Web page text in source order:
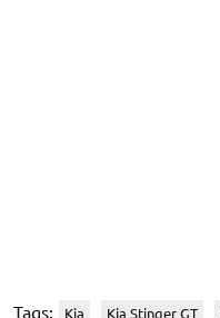
Tags: Kia Kia Stinger GT